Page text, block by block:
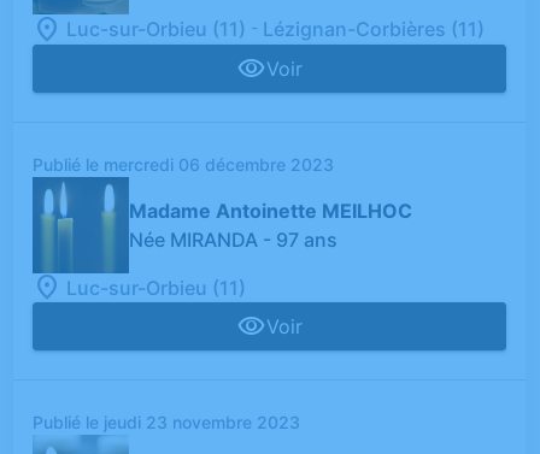
Luc-sur-Orbieu (11) - Lézignan-Corbières (11)
Voir
Publié le mercredi 06 décembre 2023
Madame Antoinette MEILHOC
Née MIRANDA - 97 ans
Luc-sur-Orbieu (11)
Voir
Publié le jeudi 23 novembre 2023